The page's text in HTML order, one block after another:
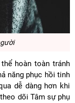
hoàn toàn tránh
năng phục hồi tinh
dễ dàng hơn khi
dõi Tâm sự phụ